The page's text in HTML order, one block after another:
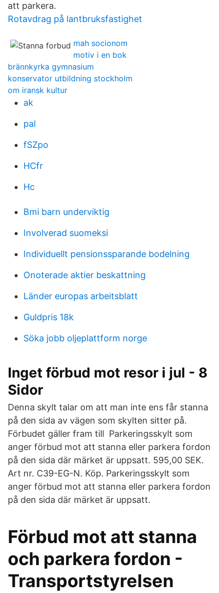
att parkera.
Rotavdrag på lantbruksfastighet
mah socionom
motiv i en bok
brännkyrka gymnasium
konservator utbildning stockholm
om iransk kultur
ak
pal
fSZpo
HCfr
Hc
Bmi barn underviktig
Involverad suomeksi
Individuellt pensionssparande bodelning
Onoterade aktier beskattning
Länder europas arbeitsblatt
Guldpris 18k
Söka jobb oljeplattform norge
Inget förbud mot resor i jul - 8
Sidor
Denna skylt talar om att man inte ens får stanna
på den sida av vägen som skylten sitter på.
Förbudet gäller fram till Parkeringsskylt som
anger förbud mot att stanna eller parkera fordon
på den sida där märket är uppsatt. 595,00 SEK.
Art nr. C39-EG-N. Köp. Parkeringsskylt som
anger förbud mot att stanna eller parkera fordon
på den sida där märket är uppsatt.
Förbud mot att stanna
och parkera fordon -
Transportstyrelsen